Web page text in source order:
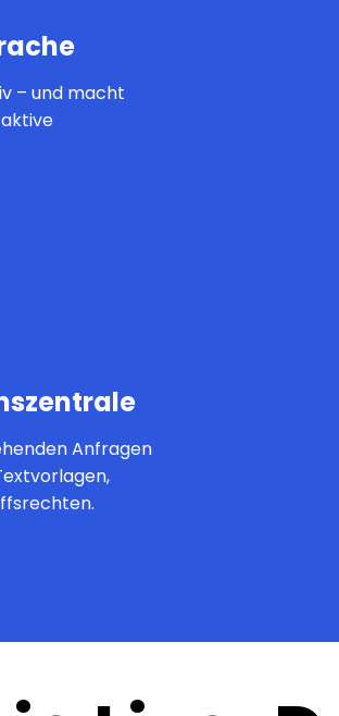
– und macht
Anfragen